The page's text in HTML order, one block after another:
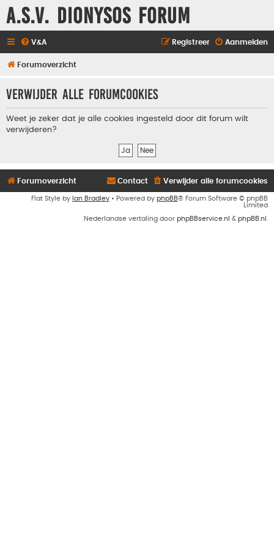
A.S.V. Dionysos Forum
V&A Aanmelden
Registreer
Forumoverzicht
Verwijder alle forumcookies
Weet je zeker dat je alle cookies ingesteld door dit forum wilt
verwijderen?
Forumoverzicht Verwijder alle forumcookies
Contact
Flat Style by Ian Bradley • Powered by phpBB® Forum Software © phpBB
Limited
Nederlandse vertaling door phpBBservice.nl & phpBB.nl